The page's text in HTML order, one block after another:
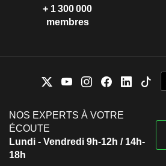
+ 1 300 000
membres
NOS EXPERTS À VOTRE
ÉCOUTE
Lundi - Vendredi 9h-12h / 14h-
18h